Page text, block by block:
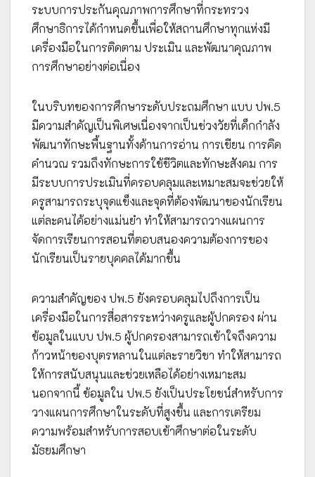
ระบบการประกันคุณภาพการศึกษาที่กระทรวง
ศึกษาธิการได้กำหนดขึ้นเพื่อให้สถานศึกษาทุกแห่งมี
เครื่องมือในการติดตาม ประเมิน และพัฒนาคุณภาพ
การศึกษาอย่างต่อเนื่อง
ในบริบทของการศึกษาระดับประถมศึกษา แบบ ปพ.5
มีความสำคัญเป็นพิเศษเนื่องจากเป็นช่วงวัยที่เด็กกำลัง
พัฒนาทักษะพื้นฐานทั้งด้านการอ่าน การเขียน การคิด
คำนวณ รวมถึงทักษะการใช้ชีวิตและทักษะสังคม การ
มีระบบการประเมินที่ครอบคลุมและเหมาะสมจะช่วยให้
ครูสามารถระบุจุดแข็งและจุดที่ต้องพัฒนาของนักเรียน
แต่ละคนได้อย่างแม่นยำ ทำให้สามารถวางแผนการ
จัดการเรียนการสอนที่ตอบสนองความต้องการของ
นักเรียนเป็นรายบุคคลได้มากขึ้น
ความสำคัญของ ปพ.5 ยังครอบคลุมไปถึงการเป็น
เครื่องมือในการสื่อสารระหว่างครูและผู้ปกครอง ผ่าน
ข้อมูลในแบบ ปพ.5 ผู้ปกครองสามารถเข้าใจถึงความ
ก้าวหน้าของบุตรหลานในแต่ละรายวิชา ทำให้สามารถ
ให้การสนับสนุนและช่วยเหลือได้อย่างเหมาะสม
นอกจากนี้ ข้อมูลใน ปพ.5 ยังเป็นประโยชน์สำหรับการ
วางแผนการศึกษาในระดับที่สูงขึ้น และการเตรียม
ความพร้อมสำหรับการสอบเข้าศึกษาต่อในระดับ
มัธยมศึกษา